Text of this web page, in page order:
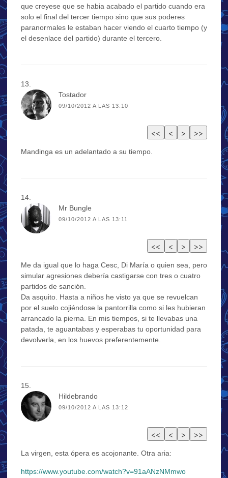
que creyese que se habia acabado el partido cuando era
solo el final del tercer tiempo sino que sus poderes
paranormales le estaban hacer viendo el cuarto tiempo (y
el desenlace del partido) durante el tercero.
Tostador
09/10/2012 A LAS 13:10
Mandinga es un adelantado a su tiempo.
Mr Bungle
09/10/2012 A LAS 13:11
Me da igual que lo haga Cesc, Di María o quien sea, pero
simular agresiones debería castigarse con tres o cuatro
partidos de sanción.
Da asquito. Hasta a niños he visto ya que se revuelcan
por el suelo cojiéndose la pantorrilla como si les hubieran
arrancado la pierna. En mis tiempos, si te llevabas una
patada, te aguantabas y esperabas tu oportunidad para
devolverla, en los huevos preferentemente.
Hildebrando
09/10/2012 A LAS 13:12
La virgen, esta ópera es acojonante. Otra aria:
https://www.youtube.com/watch?v=91aANzNMmwo